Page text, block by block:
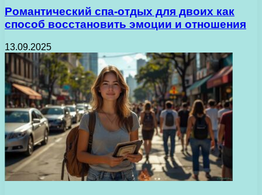
Романтический спа-отдых для двоих как
способ восстановить эмоции и отношения
13.09.2025